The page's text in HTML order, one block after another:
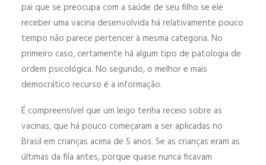
pai que se preocupa com a saúde de seu filho se ele
receber uma vacina desenvolvida há relativamente pouco
tempo não parece pertencer à mesma categoria. No
primeiro caso, certamente há algum tipo de patologia de
ordem psicológica. No segundo, o melhor e mais
democrático recurso é a informação.
É compreensível que um leigo tenha receio sobre as
vacinas, que há pouco começaram a ser aplicadas no
Brasil em crianças acima de 5 anos. Se as crianças eram as
últimas da fila antes, porque quase nunca ficavam